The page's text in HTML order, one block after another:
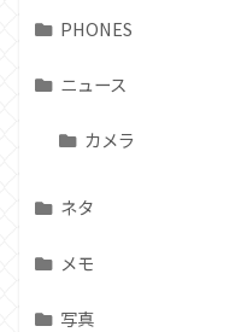
PHONES
ニュース
カメラ
ネタ
メモ
写真